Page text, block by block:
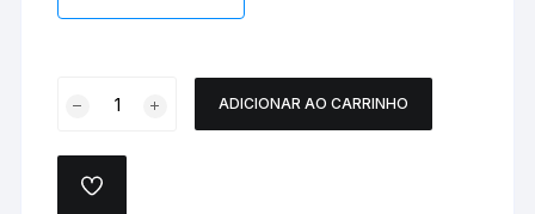
CARTUCHO
BROTHER
ADICIONAR AO CARRINHO
ADICIONAR